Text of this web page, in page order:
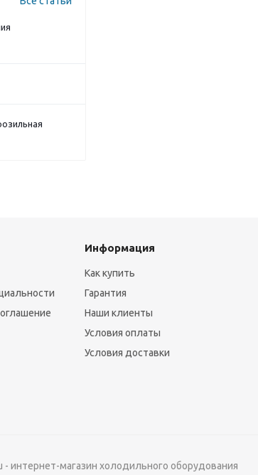
Информация
Как купить
Гарантия
Наши клиенты
Условия оплаты
Условия доставки
- интернет-магазин холодильного оборудования